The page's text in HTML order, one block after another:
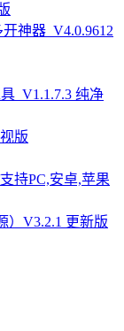
神器_V4.0.9612
_V1.1.7.3 纯净
版
持PC,安卓,苹果
）V3.2.1 更新版